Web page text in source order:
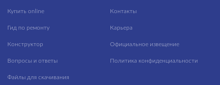
Купить online
Гид по ремонту
Конструктор
Вопросы и ответы
Файлы для скачивания
Контакты
Карьера
Официальное извещение
Политика конфиденциальности